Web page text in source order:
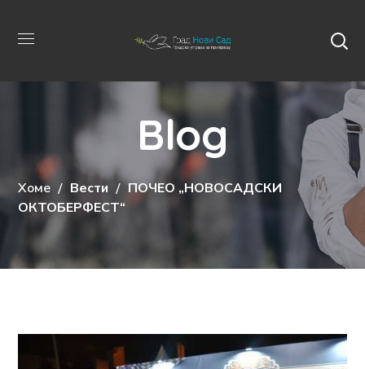
Blog
Хоме Вести
ПОЧЕО „НОВОСАДСКИ
ОКТОБЕРФЕСТ“